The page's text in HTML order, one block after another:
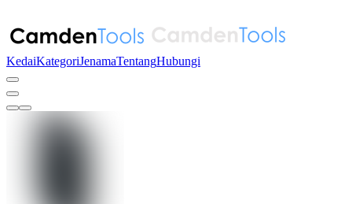
KedaiKategoriJenamaTentangHubungi